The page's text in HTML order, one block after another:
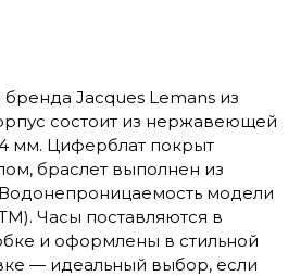
Jacques Lemans из
состоит из нержавеющей
мм. Циферблат покрыт
браслет выполнен из
модели
Часы поставляются в
и оформлены в стильной
— идеальный выбор, если